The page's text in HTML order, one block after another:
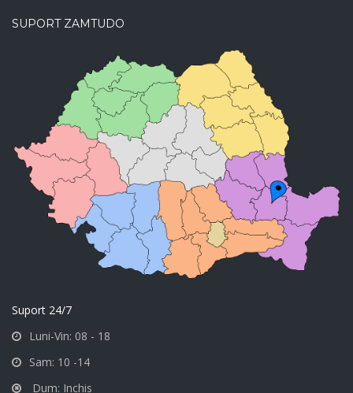
SUPORT ZAMTUDO
Suport 24/7
Luni-Vin: 08 - 18
Sam: 10 -14
Dum: Inchis